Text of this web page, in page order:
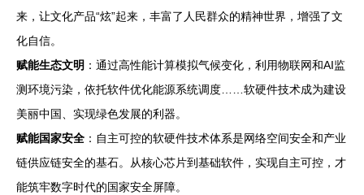
来，让文化产品“炫”起来，丰富了人民群众的精神世界，增强了文
化自信。
赋能生态文明 ：通过高性能计算模拟气候变化，利用物联网和AI监
测环境污染，依托软件优化能源系统调度……软硬件技术成为建设
美丽中国、实现绿色发展的利器。
赋能国家安全 ：自主可控的软硬件技术体系是网络空间安全和产业
链供应链安全的基石。从核心芯片到基础软件，实现自主可控，才
能筑牢数字时代的国家安全屏障。